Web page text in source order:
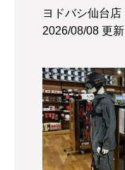
ヨドバシ仙台店
2026/08/08 更新